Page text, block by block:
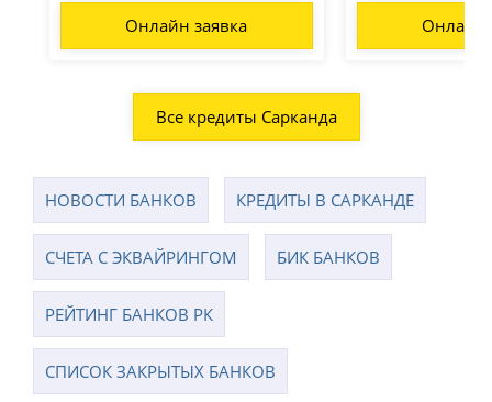
Онлайн заявка Онлайн
Все кредиты Сарканда
НОВОСТИ БАНКОВ КРЕДИТЫ В САРКАНДЕ
СЧЕТА С ЭКВАЙРИНГОМ БИК БАНКОВ
РЕЙТИНГ БАНКОВ РК
CПИСОК ЗАКРЫТЫХ БАНКОВ